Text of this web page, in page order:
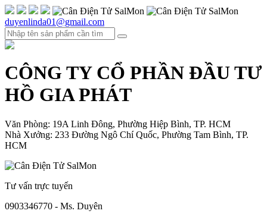
duyenlinda01@gmail.com
CÔNG TY CỔ PHẦN ĐẦU TƯ
HỒ GIA PHÁT
Văn Phòng: 19A Linh Đông, Phường Hiệp Bình, TP. HCM
Nhà Xưởng: 233 Đường Ngô Chí Quốc, Phường Tam Bình, TP.
HCM
Tư vấn trực tuyến
0903346770 - Ms. Duyên